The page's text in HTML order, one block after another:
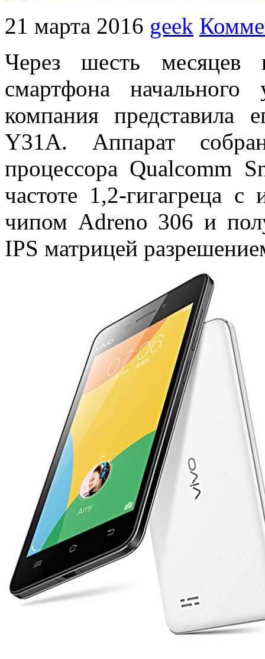
21 марта 2016 geek
Через шесть месяцев
смартфона
компания представила
Y31A. Аппарат
процессора Qualcomm
частоте 1,2-гигагреца
чипом Adreno 306 и
IPS матрицей